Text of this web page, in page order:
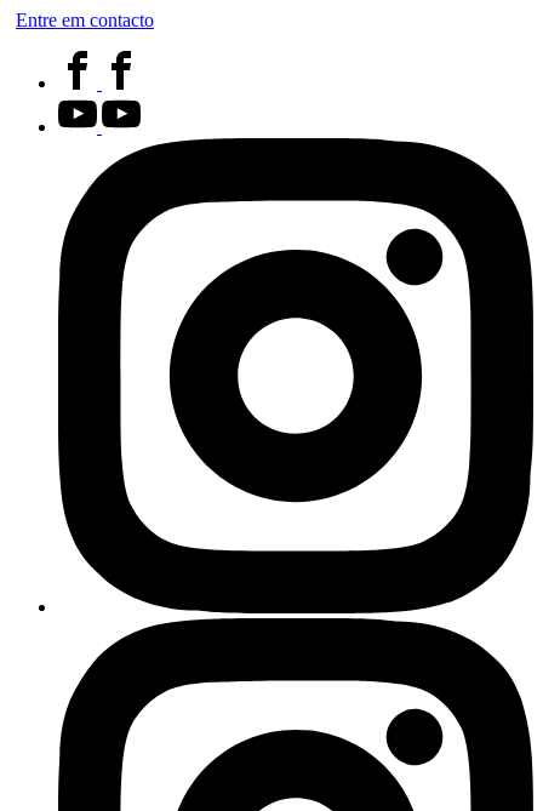
Entre em contacto